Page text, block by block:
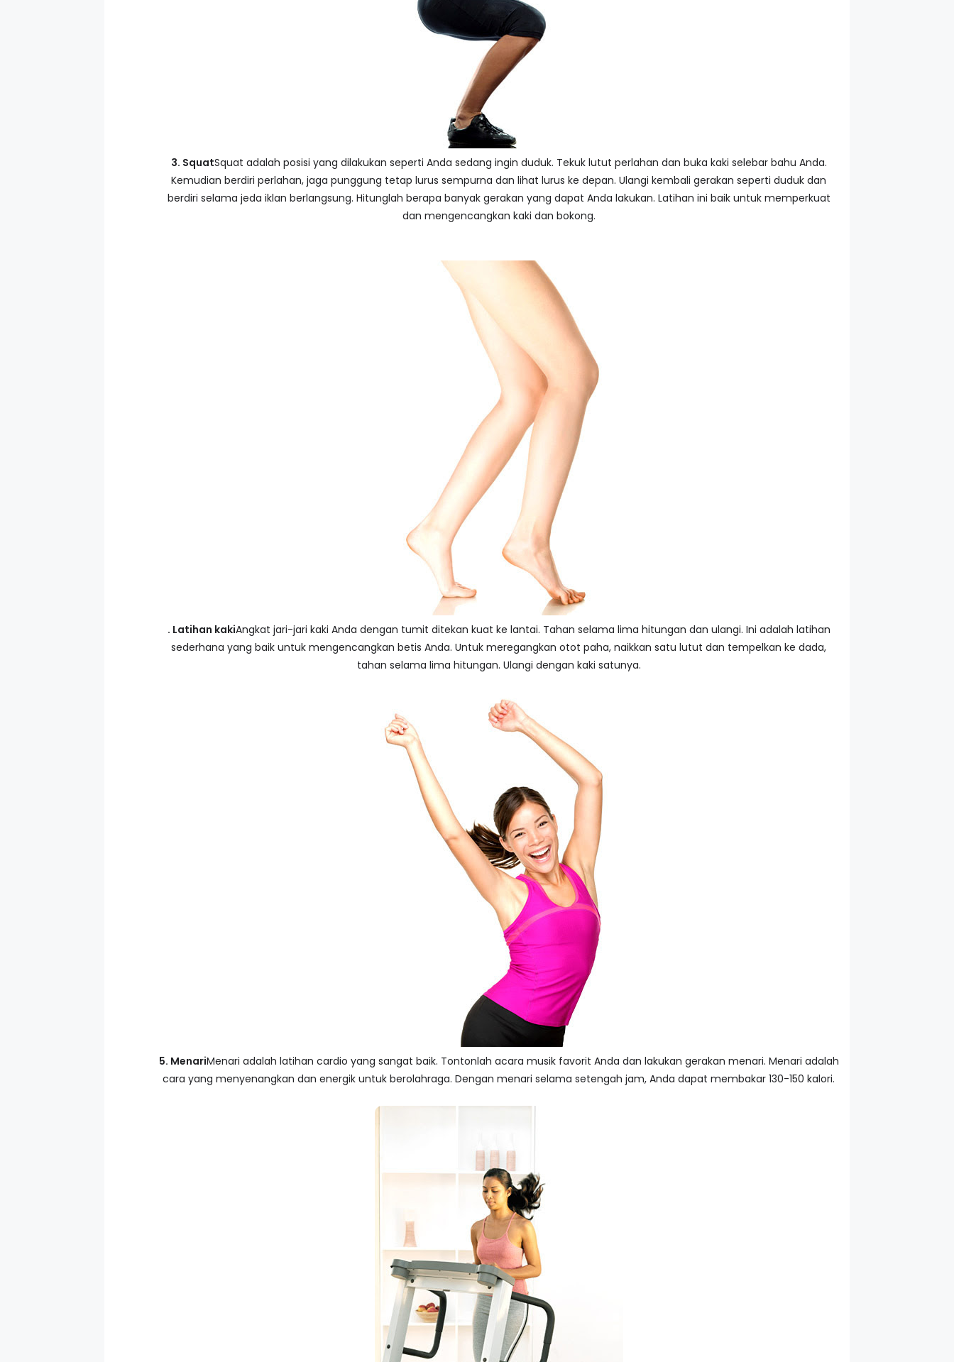
3. SquatSquat adalah posisi yang dilakukan seperti Anda sedang ingin duduk. Tekuk lutut perlahan dan buka kaki selebar bahu Anda.
Kemudian berdiri perlahan, jaga punggung tetap lurus sempurna dan lihat lurus ke depan. Ulangi kembali gerakan seperti duduk dan
berdiri selama jeda iklan berlangsung. Hitunglah berapa banyak gerakan yang dapat Anda lakukan. Latihan ini baik untuk memperkuat
dan mengencangkan kaki dan bokong.
. Latihan kakiAngkat jari-jari kaki Anda dengan tumit ditekan kuat ke lantai. Tahan selama lima hitungan dan ulangi. Ini adalah latihan
sederhana yang baik untuk mengencangkan betis Anda. Untuk meregangkan otot paha, naikkan satu lutut dan tempelkan ke dada,
tahan selama lima hitungan. Ulangi dengan kaki satunya.
5. MenariMenari adalah latihan cardio yang sangat baik. Tontonlah acara musik favorit Anda dan lakukan gerakan menari. Menari adalah
cara yang menyenangkan dan energik untuk berolahraga. Dengan menari selama setengah jam, Anda dapat membakar 130-150 kalori.